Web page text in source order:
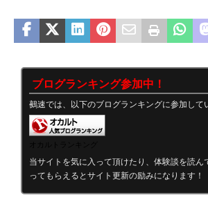
ブログランキング参加中！
鵺速では、以下のブログランキングに参加して
当サイトを気に入って頂けたり、体験談を読ん
ってもらえるとサイト更新の励みになります！